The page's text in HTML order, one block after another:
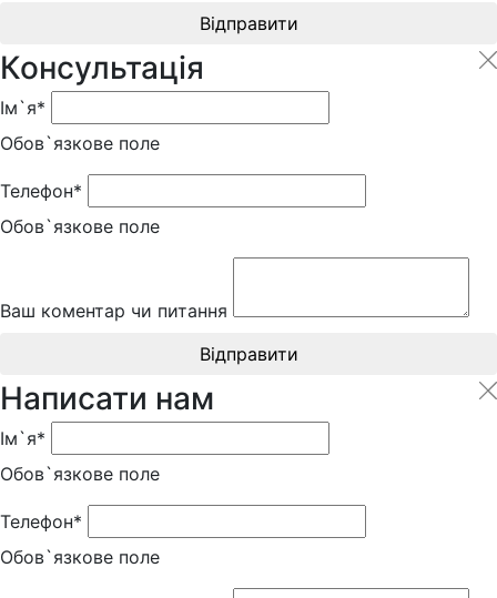
Відправити
Консультація
Ім`я*
Обов`язкове поле
Телефон*
Обов`язкове поле
Ваш коментар чи питання
Відправити
Написати нам
Ім`я*
Обов`язкове поле
Телефон*
Обов`язкове поле